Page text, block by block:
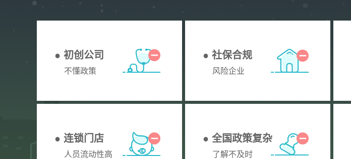
● 初创公司
不懂政策
● 社保合规
风险企业
● 连锁门店
人员流动性高
● 全国政策复杂
了解不及时